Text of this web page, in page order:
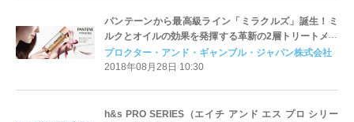
パンテーンから最高級ライン「ミラクルズ」誕生！ミ
ルクとオイルの効果を発揮する革新の2層トリートメン
ト＜2018年9月15日（土）全国発売＞
プロクター・アンド・ギャンブル・ジャパン株式会社
2018年08月28日 10:30
h&s PRO SERIES（エイチ アンド エス プロ シリー